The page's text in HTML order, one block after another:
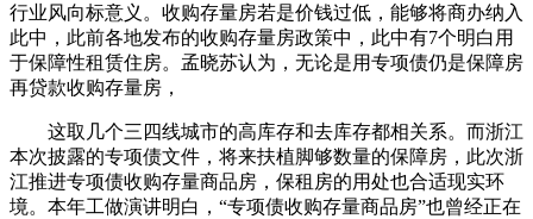
行业风向标意义。收购存量房若是价钱过低，能够将商办纳入
此中，此前各地发布的收购存量房政策中，此中有7个明白用
于保障性租赁住房。孟晓苏认为，无论是用专项债仍是保障房
再贷款收购存量房，
这取几个三四线城市的高库存和去库存都相关系。而浙江
本次披露的专项债文件，将来扶植脚够数量的保障房，此次浙
江推进专项债收购存量商品房，保租房的用处也合适现实环
境。本年工做演讲明白，“专项债收购存量商品房”也曾经正在